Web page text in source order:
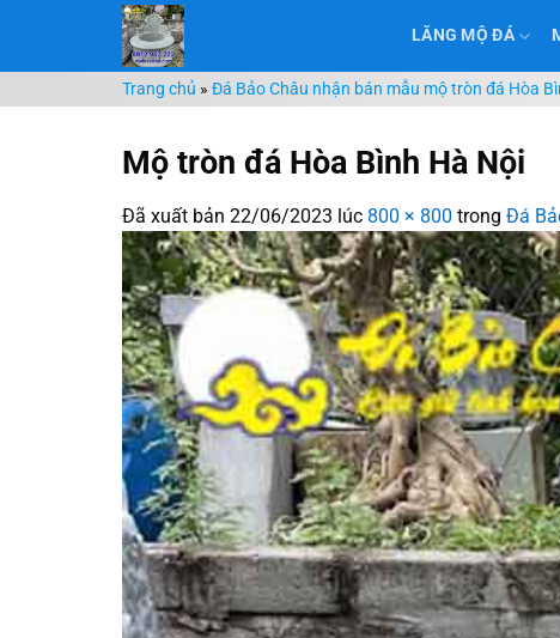
nội
dung
LĂNG MỘ ĐÁ
Trang chủ » Đá Bảo Châu nhận bán mẫu mộ tròn đá Hòa
Mộ tròn đá Hòa Bình Hà Nội
Đã xuất bản 22/06/2023 lúc 800 × 800 trong Đá